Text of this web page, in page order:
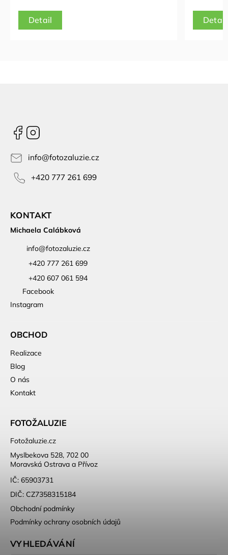
Detail Detail
Facebook
info@fotozaluzie.cz
+420 777 261 699
KONTAKT
Michaela Calábková
info@fotozaluzie.cz
+420 777 261 699
+420 607 061 594
Facebook
Instagram
OBCHOD
Realizace
Blog
O nás
Kontakt
FOTOŽALUZIE
Fotožaluzie.cz
Myslbekova 528, 702 00
Moravská Ostrava a Přívoz
IČ: 65903731
DIČ: CZ7358315184
Obchodní podmínky
Podmínky ochrany osobních údajů
VYHLEDÁVÁNÍ